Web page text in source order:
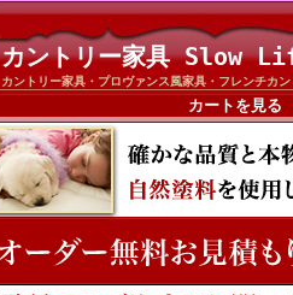
カントリー家具 Slow
カントリー家具・プロヴァンス風家具・フレンチカ
カートを見る